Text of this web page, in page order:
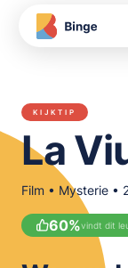
Viaplay
FILTER FILMS
DIENSTEN
Download
de
Binge
App
KIJKTIP
La
Film • Mysterie •
60%vindt dit